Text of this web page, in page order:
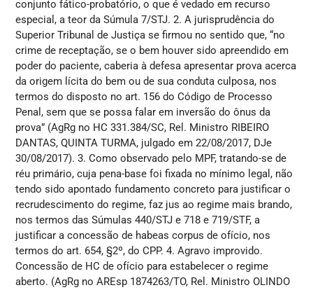
conjunto fático-probatório, o que é vedado em recurso
especial, a teor da Súmula 7/STJ. 2. A jurisprudência do
Superior Tribunal de Justiça se firmou no sentido que, “no
crime de receptação, se o bem houver sido apreendido em
poder do paciente, caberia à defesa apresentar prova acerca
da origem lícita do bem ou de sua conduta culposa, nos
termos do disposto no art. 156 do Código de Processo
Penal, sem que se possa falar em inversão do ônus da
prova” (AgRg no HC 331.384/SC, Rel. Ministro RIBEIRO
DANTAS, QUINTA TURMA, julgado em 22/08/2017, DJe
30/08/2017). 3. Como observado pelo MPF, tratando-se de
réu primário, cuja pena-base foi fixada no mínimo legal, não
tendo sido apontado fundamento concreto para justificar o
recrudescimento do regime, faz jus ao regime mais brando,
nos termos das Súmulas 440/STJ e 718 e 719/STF, a
justificar a concessão de habeas corpus de ofício, nos
termos do art. 654, §2º, do CPP. 4. Agravo improvido.
Concessão de HC de ofício para estabelecer o regime
aberto. (AgRg no AREsp 1874263/TO, Rel. Ministro OLINDO